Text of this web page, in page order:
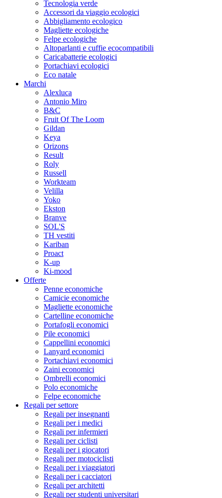
Tecnologia verde
Accessori da viaggio ecologici
Abbigliamento ecologico
Magliette ecologiche
Felpe ecologiche
Altoparlanti e cuffie ecocompatibili
Caricabatterie ecologici
Portachiavi ecologici
Eco natale
Marchi
Alexluca
Antonio Miro
B&C
Fruit Of The Loom
Gildan
Keya
Orizons
Result
Roly
Russell
Workteam
Velilla
Yoko
Ekston
Branve
SOL'S
TH vestiti
Kariban
Proact
K-up
Ki-mood
Offerte
Penne economiche
Camicie economiche
Magliette economiche
Cartelline economiche
Portafogli economici
Pile economici
Cappellini economici
Lanyard economici
Portachiavi economici
Zaini economici
Ombrelli economici
Polo economiche
Felpe economiche
Regali per settore
Regali per insegnanti
Regali per i medici
Regali per infermieri
Regali per ciclisti
Regali per i giocatori
Regali per motociclisti
Regali per i viaggiatori
Regali per i cacciatori
Regali per architetti
Regali per studenti universitari